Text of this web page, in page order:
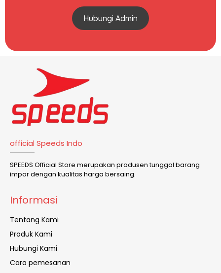
Hubungi Admin
official Speeds Indo
SPEEDS Official Store merupakan produsen tunggal barang
impor dengan kualitas harga bersaing.
Informasi
Tentang Kami
Produk Kami
Hubungi Kami
Cara pemesanan